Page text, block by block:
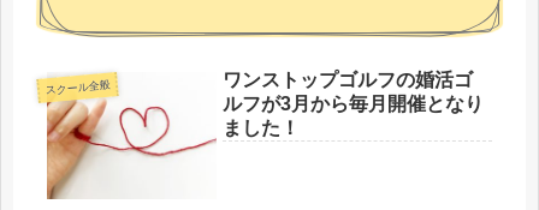
スクール全般
ワンストップゴルフの婚活ゴ
ルフが3月から毎月開催となり
ました！